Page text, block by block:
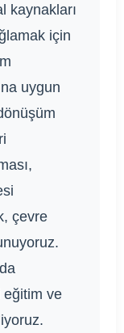
kaynakları
için
uygun
çevre
eğitim ve